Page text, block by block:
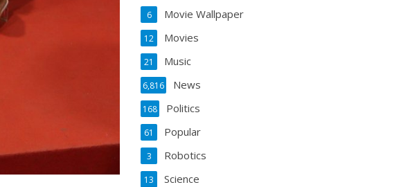
Movie Wallpaper
6
Movies
12
Music
21
News
6,816
Politics
168
Popular
61
Robotics
3
Science
13